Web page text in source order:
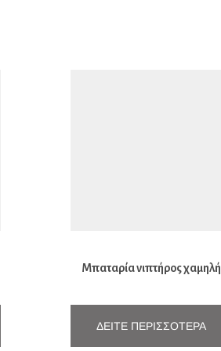
Μπαταρία νιπτήρος χαμηλή
ΔΕΊΤΕ ΠΕΡΙΣΣΌΤΕΡΑ